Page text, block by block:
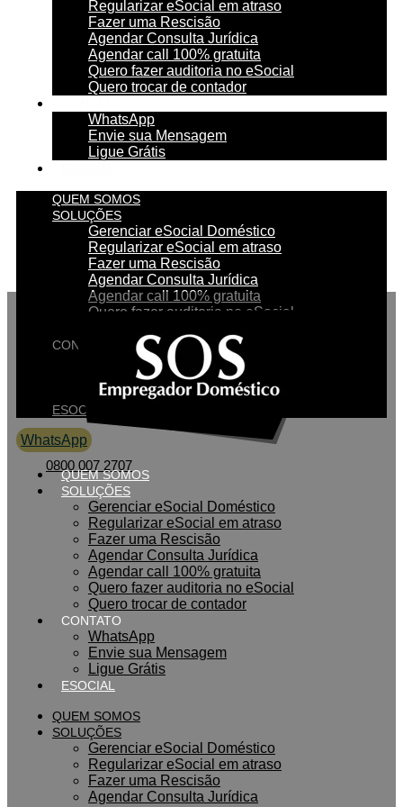
Regularizar eSocial em atraso
Fazer uma Rescisão
Agendar Consulta Jurídica
Agendar call 100% gratuita
Quero fazer auditoria no eSocial
Quero trocar de contador
WhatsApp
Envie sua Mensagem
Ligue Grátis
QUEM SOMOS
SOLUÇÕES
Gerenciar eSocial Doméstico
Regularizar eSocial em atraso
Fazer uma Rescisão
Agendar Consulta Jurídica
Agendar call 100% gratuita
Quero fazer auditoria no eSocial
CONTATO
WhatsApp
Envie sua Mensagem
Ligue Grátis
ESOCIAL
WhatsApp
0800 007 2707
QUEM SOMOS
SOLUÇÕES
Gerenciar eSocial Doméstico
Regularizar eSocial em atraso
Fazer uma Rescisão
Agendar Consulta Jurídica
Agendar call 100% gratuita
Quero fazer auditoria no eSocial
Quero trocar de contador
CONTATO
WhatsApp
Envie sua Mensagem
Ligue Grátis
ESOCIAL
QUEM SOMOS
SOLUÇÕES
Gerenciar eSocial Doméstico
Regularizar eSocial em atraso
Fazer uma Rescisão
Agendar Consulta Jurídica